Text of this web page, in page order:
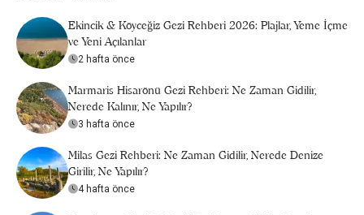
Ekincik & Köyceğiz Gezi Rehberi 2026: Plajlar, Yeme İçme
ve Yeni Açılanlar
2 hafta önce
Marmaris Hisarönü Gezi Rehberi: Ne Zaman Gidilir,
Nerede Kalınır, Ne Yapılır?
3 hafta önce
Milas Gezi Rehberi: Ne Zaman Gidilir, Nerede Denize
Girilir, Ne Yapılır?
4 hafta önce